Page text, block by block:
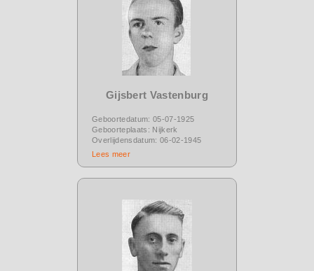
Gijsbert Vastenburg
Geboortedatum: 05-07-1925
Geboorteplaats: Nijkerk
Overlijdensdatum: 06-02-1945
Lees meer